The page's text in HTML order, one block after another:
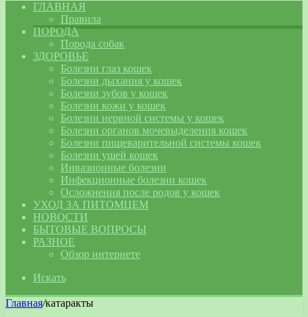
ГЛАВНАЯ
Правила
ПОРОДА
Порода собак
ЗДОРОВЬЕ
Болезни глаз кошек
Болезни дыхания у кошек
Болезни зубов у кошек
Болезни кожи у кошек
Болезни нервной системы у кошек
Болезни органов мочевыделения кошек
Болезни пищеварительной системы кошек
Болезни ушей кошек
Инвазионные болезни
Инфекционные болезни кошек
Осложнения после родов у кошек
УХОД ЗА ПИТОМЦЕМ
НОВОСТИ
БЫТОВЫЕ ВОПРОСЫ
РАЗНОЕ
Обзор интернете
Искать
Главная/катаракты